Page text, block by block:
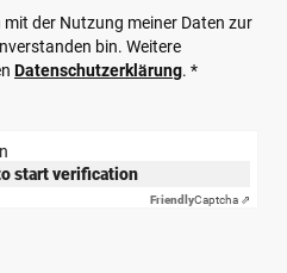
der Nutzung meiner Daten zur
bin. Weitere
Datenschutzerklärung. *
start verification
FriendlyCaptcha ⇗